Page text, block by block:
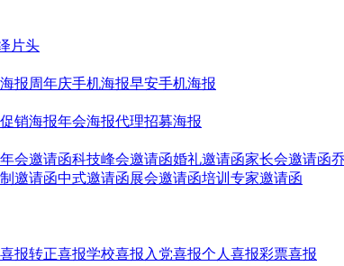
片头
报周年庆手机海报早安手机海报
促销海报年会海报代理招募海报
年会邀请函科技峰会邀请函婚礼邀请函家长会邀请函
邀请函中式邀请函展会邀请函培训专家邀请函
报转正喜报学校喜报 入党喜报个人喜报彩票喜报